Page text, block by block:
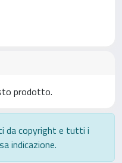
prodotto.
da copyright e tutti i
indicazione.